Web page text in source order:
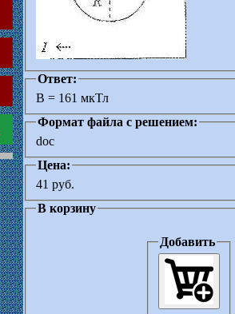
Ответ:
B = 161 мкТл
Формат файла с решением:
doc
Цена:
41 руб.
В корзину
Добавить